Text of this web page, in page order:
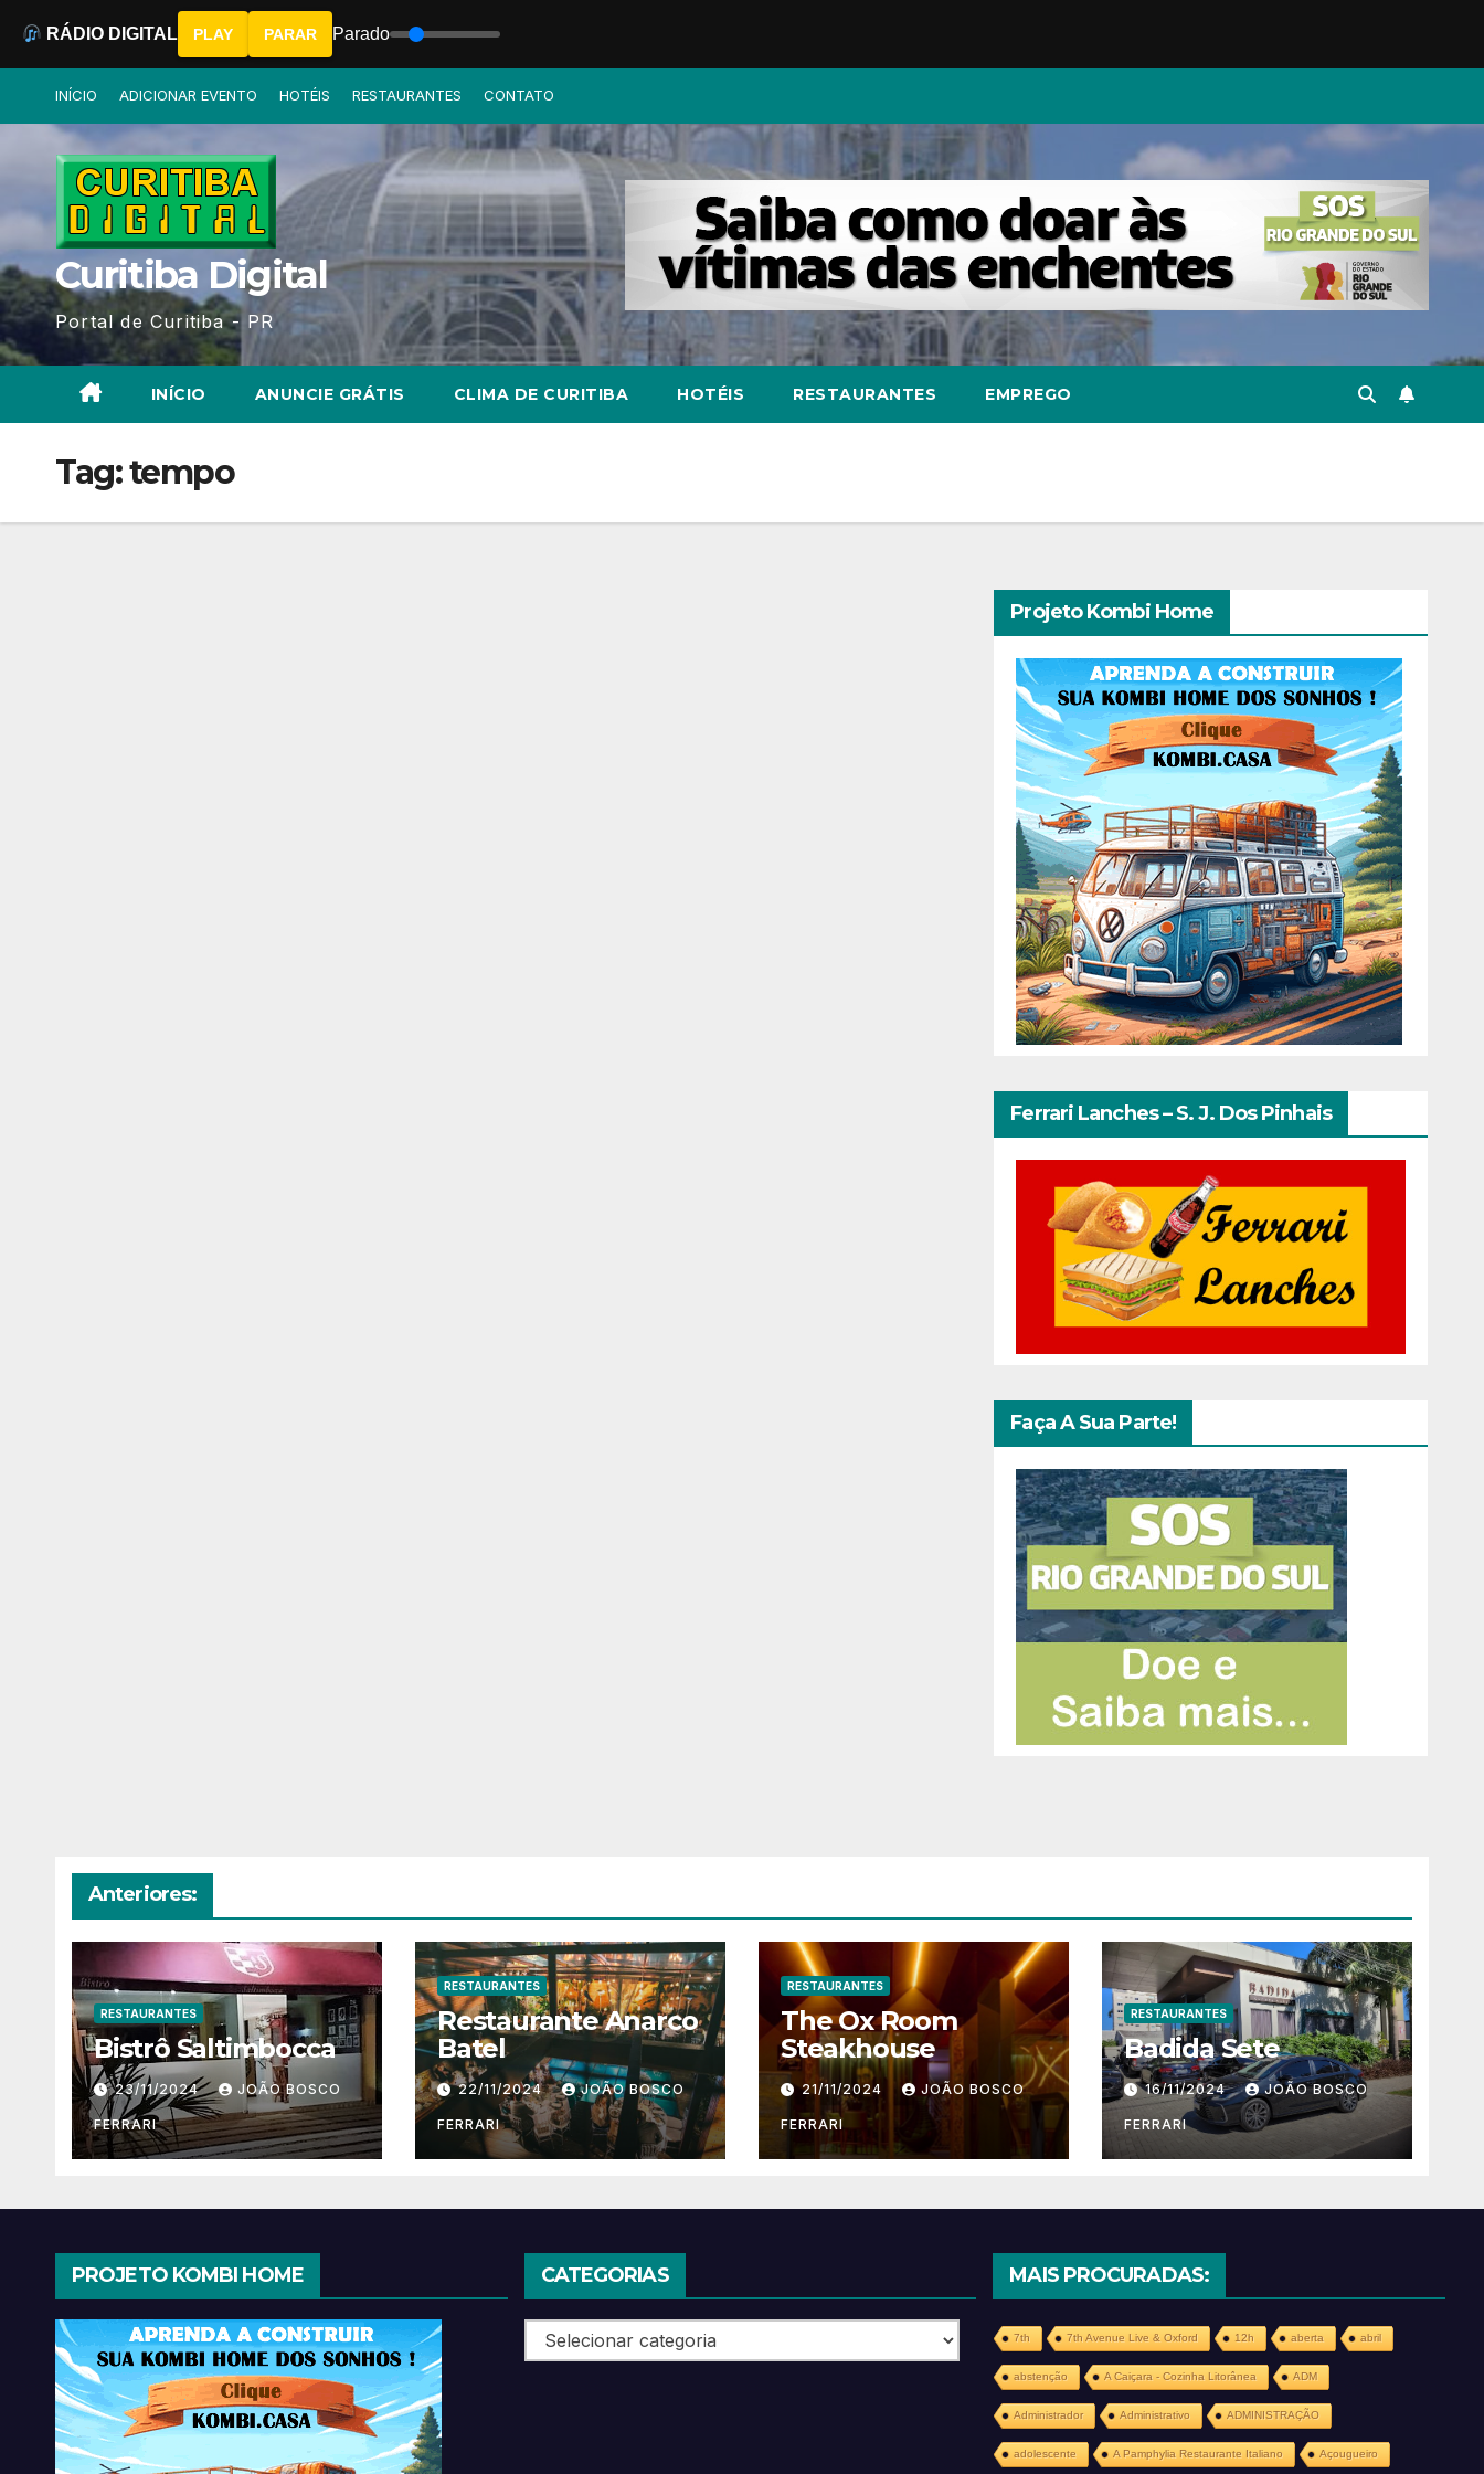
INÍCIO ADICIONAR EVENTO HOTÉIS RESTAURANTES CONTATO
Curitiba Digital
Portal de Curitiba - PR
INÍCIO ANUNCIE GRÁTIS CLIMA DE CURITIBA HOTÉIS RESTAURANTES EMPREGO
Tag:tempo
Projeto Kombi Home
Ferrari Lanches – S. J. Dos Pinhais
Faça A Sua Parte!
Anteriores:
RESTAURANTES
Bistrô Saltimbocca
23/11/2024 JOÃO BOSCO
FERRARI
RESTAURANTES
Restaurante Anarco
Batel
22/11/2024 JOÃO BOSCO
FERRARI
RESTAURANTES
The Ox Room
Steakhouse
21/11/2024 JOÃO BOSCO
FERRARI
RESTAURANTES
Badida Sete
16/11/2024 JOÃO BOSCO
FERRARI
PROJETO KOMBI HOME CATEGORIAS
Categorias
MAIS PROCURADAS:
7th 7th Avenue Live & Oxford 12h aberta abril
abstenção A Caiçara - Cozinha Litorânea ADM
Administrador Administrativo ADMINISTRAÇÃO
adolescente A Pamphylia Restaurante Italiano Açougueiro
RÁDIO DIGITAL PLAY PARAR Parado